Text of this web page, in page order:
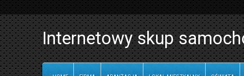
Internetowy skup